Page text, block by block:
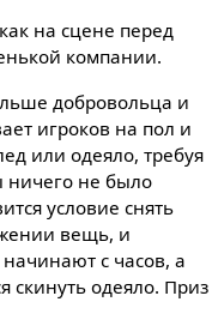
на сцене перед
компании.
добровольца и
игроков на пол и
или одеяло, требуя
ничего не было
условие снять
вещь, и
с часов, а
скинуть одеяло. Приз